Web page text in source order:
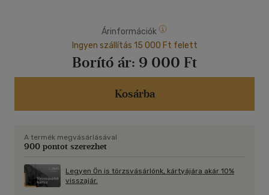
munka világában trilógia középső kötete: előzménye Klein
Sándor: Munkapszichológia a 21. században című kötete,
folytatása Klein Balázs és Klein Sándor könyve, A szervezet
lelke. Célja, hogy tankönyvként szolgáljon mindazoknak, akik
felsőfokú tanulmányaik során szeretnék megérteni a
pszichológia szerepét a vezetésben, és hogy pszichológiai
izgalmas és sok örömöt nyújtó feladatát.
A könyv 8., átdolgozott kiadása - megtartva a korábbi
kiadások "törzsanyagát" - kiegészült a legújabb ismeretekkel,
és az utóbbi néhány évben megjelent magyar és angol nyelvű
Árinformációk
Ingyen szállítás 15 000 Ft felett
Borító ár: 9 000 Ft
Kosárba
A termék megvásárlásával
900 pontot szerezhet
Legyen Ön is törzsvásárlónk, kártyájára akár 10%
visszajár.